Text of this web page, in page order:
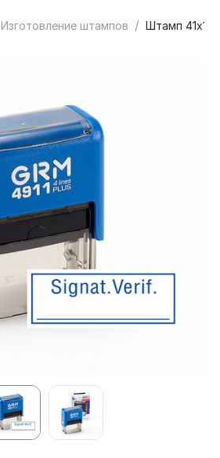
Изготовление штампов / Штамп 41х16